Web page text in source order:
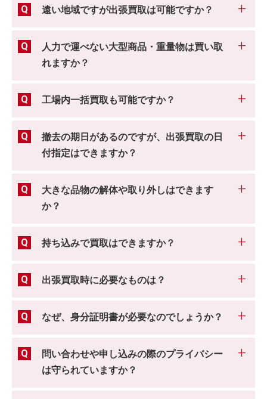
遠い地域ですが出張買取は可能ですか？
人力で運べない大型商品・重量物は買い取
れますか？
工場内一括買取も可能ですか？
撤去の期日があるのですが、出張買取の日
付指定はできますか？
大きな品物の解体や取り外しはできます
か？
持ち込みで買取はできますか？
出張買取時に必要なものは？
なぜ、身分証明書が必要なのでしょうか？
問い合わせや申し込みの際のプライバシー
は守られていますか？